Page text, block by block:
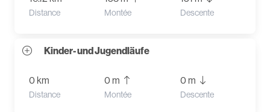
Distance Montée Descente
Kinder- und Jugendläufe
0 km
Distance
0 m
Montée
0 m
Descente